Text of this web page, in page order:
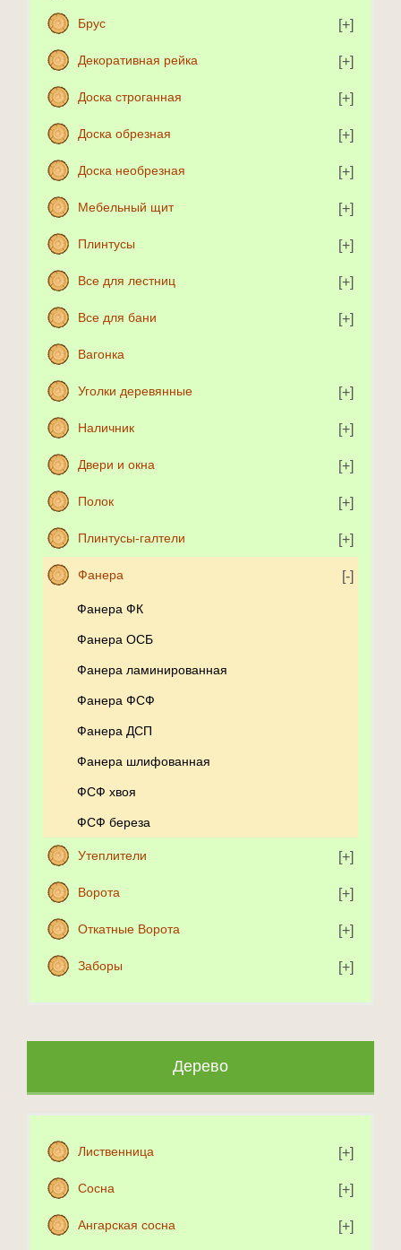
Брус
Декоративная рейка
Доска строганная
Доска обрезная
Доска необрезная
Мебельный щит
Плинтусы
Все для лестниц
Все для бани
Вагонка
Уголки деревянные
Наличник
Двери и окна
Полок
Плинтусы-галтели
Фанера
Фанера ФК
Фанера ОСБ
Фанера ламинированная
Фанера ФСФ
Фанера ДСП
Фанера шлифованная
ФСФ хвоя
ФСФ береза
Утеплители
Ворота
Откатные Ворота
Заборы
Дерево
Лиственница
Сосна
Ангарская сосна